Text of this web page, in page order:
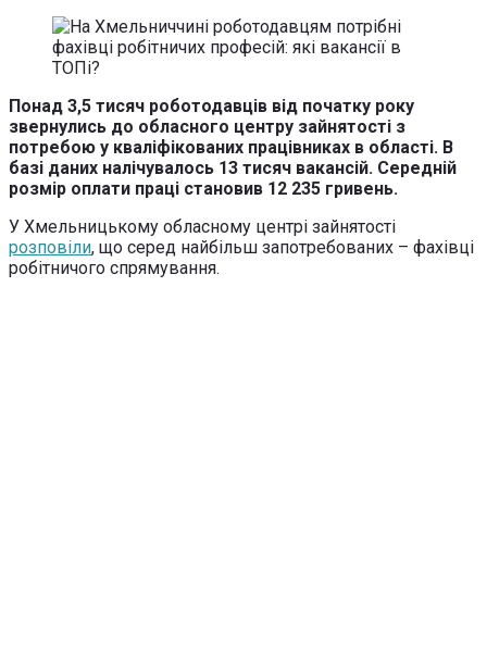
Понад 3,5 тисяч роботодавців від початку року
звернулись до обласного центру зайнятості з
потребою у кваліфікованих працівниках в області. В
базі даних налічувалось 13 тисяч вакансій. Середній
розмір оплати праці становив 12 235 гривень.
У Хмельницькому обласному центрі зайнятості
розповіли, що серед найбільш запотребованих – фахівці
робітничого спрямування.